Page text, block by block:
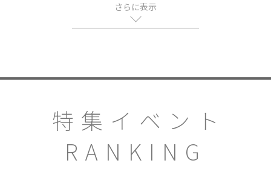
さらに表示
特集イベント
RANKING